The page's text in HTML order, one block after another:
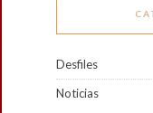
Desfiles
Noticias